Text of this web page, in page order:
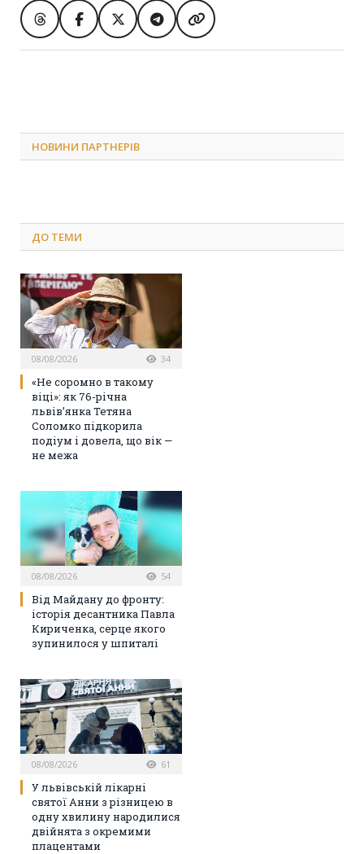
НОВИНИ ПАРТНЕРІВ
ДО ТЕМИ
08/08/2026 34
«Не соромно в такому
віці»: як 76-річна
львів’янка Тетяна
Соломко підкорила
подіум і довела, що вік —
не межа
08/08/2026 54
Від Майдану до фронту:
історія десантника Павла
Кириченка, серце якого
зупинилося у шпиталі
08/08/2026 61
У львівській лікарні
святої Анни з різницею в
одну хвилину народилися
двійнята з окремими
плацентами